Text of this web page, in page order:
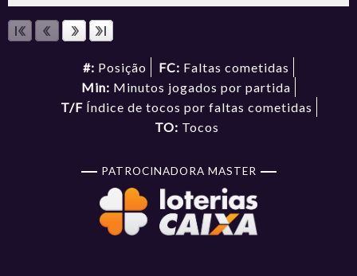
#: Posição FC: Faltas cometidas
Min: Minutos jogados por partida
T/FÍndice de tocos por faltas cometidas
TO: Tocos
PATROCINADORA MASTER